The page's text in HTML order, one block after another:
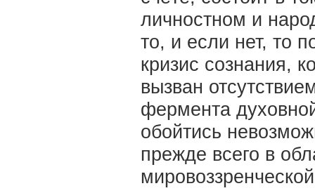
личностном и
то, и если нет, то
кризис сознания,
вызван
фермента
обойтись
прежде всего в